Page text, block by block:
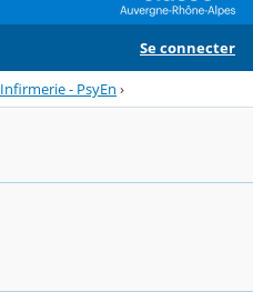
Se connecter
Infirmerie - PsyEn ›